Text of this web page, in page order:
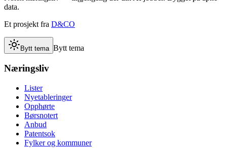
data.
Et prosjekt fra D&CO
Bytt tema Bytt tema
Næringsliv
Lister
Nyetableringer
Opphørte
Børsnotert
Anbud
Patentsok
Fylker og kommuner